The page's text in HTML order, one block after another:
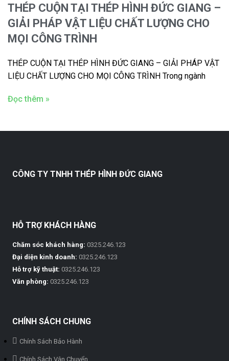
THÉP CUỘN TẠI THÉP HÌNH ĐỨC GIANG –
GIẢI PHÁP VẬT LIỆU CHẤT LƯỢNG CHO
MỌI CÔNG TRÌNH
THÉP CUỘN TẠI THÉP HÌNH ĐỨC GIANG – GIẢI PHÁP VẬT
LIỆU CHẤT LƯỢNG CHO MỌI CÔNG TRÌNH Trong ngành
Đọc thêm »
CÔNG TY TNHH THÉP HÌNH ĐỨC GIANG
HỖ TRỢ KHÁCH HÀNG
Chăm sóc khách hàng: 0325.246.123
Đại diện kinh doanh: 0325.246.123
Hỗ trợ kỹ thuật: 0325.246.123
Văn phòng: 0325.246.123
CHÍNH SÁCH CHUNG
Chính Sách Bảo Hành
Chính Sách Vận Chuyển